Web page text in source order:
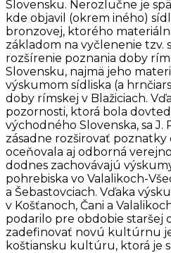
Slovensku. Nerozlučne je
kde objavil (okrem iného)
bronzovej, ktorého
základom na vyčlenenie tzv.
rozšírenie poznania doby
Slovensku, najmä jeho
výskumom sídliska (a
doby rímskej v Blažiciach.
pozornosti, ktorá bola
východného Slovenska, sa
zásadne rozširovať
oceňovala aj odborná
dodnes zachovávajú
pohrebiska vo Valalikoch-
a Šebastovciach. Vďaka
v Košťanoch, Čani a
podarilo pre obdobie staršej
zadefinovať novú kultúrnu
koštiansku kultúru, ktorá je